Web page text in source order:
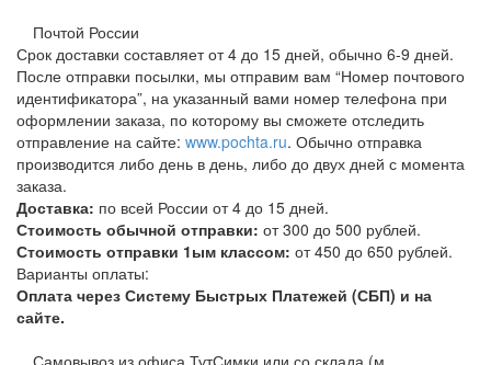
Почтой России
Срок доставки составляет от 4 до 15 дней, обычно 6-9 дней.
После отправки посылки, мы отправим вам “Номер почтового
идентификатора”, на указанный вами номер телефона при
оформлении заказа, по которому вы сможете отследить
отправление на сайте: www.pochta.ru. Обычно отправка
производится либо день в день, либо до двух дней с момента
заказа.
Доставка: по всей России от 4 до 15 дней.
Стоимость обычной отправки: от 300 до 500 рублей.
Стоимость отправки 1ым классом: от 450 до 650 рублей.
Варианты оплаты:
Оплата через Систему Быстрых Платежей (СБП) и на
сайте.
Самовывоз из офиса ТутСимки или со склада (м.